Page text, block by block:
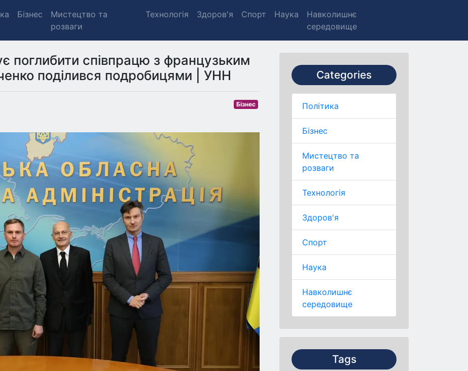
Бізнес
Мистецтво та
розваги
Технологія Здоров'я Спорт Наука
Навколишнє
середовище
Categories
Політика
Бізнес
Мистецтво та
розваги
Технологія
Здоров'я
Спорт
Наука
Навколишнє
середовище
Tags
поглибити співпрацю з французьким
поділився подробицями | УНН
Бізнес